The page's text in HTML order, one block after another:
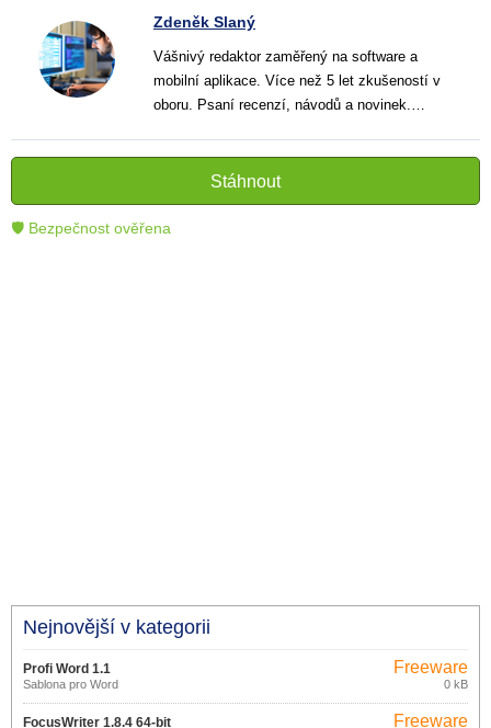
Zdeněk Slaný
Vášnivý redaktor zaměřený na software a
mobilní aplikace. Více než 5 let zkušeností v
oboru. Psaní recenzí, návodů a novinek.
pomáhají čtenářům lépe porozumět a využít
moderní technologie.
Stáhnout
🛡 Bezpečnost ověřena
Nejnovější v kategorii
Profi Word 1.1
Šablona pro Word
Freeware
0 kB
FocusWriter 1.8.4 64-bit Freeware